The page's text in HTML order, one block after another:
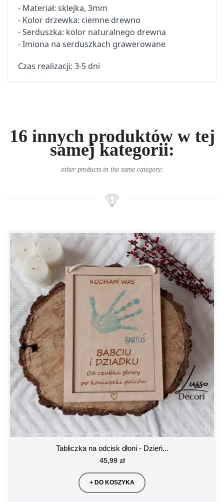
- Materiał: sklejka, 3mm
- Kolor drzewka: ciemne drewno
- Serduszka: kolor naturalnego drewna
- Imiona na serduszkach grawerowane
Czas realizacji: 3-5 dni
16 innych produktów w tej
samej kategorii:
other products in the same category:
Tabliczka na odcisk dłoni - Dzień...
45,99 zł
+ DO KOSZYKA